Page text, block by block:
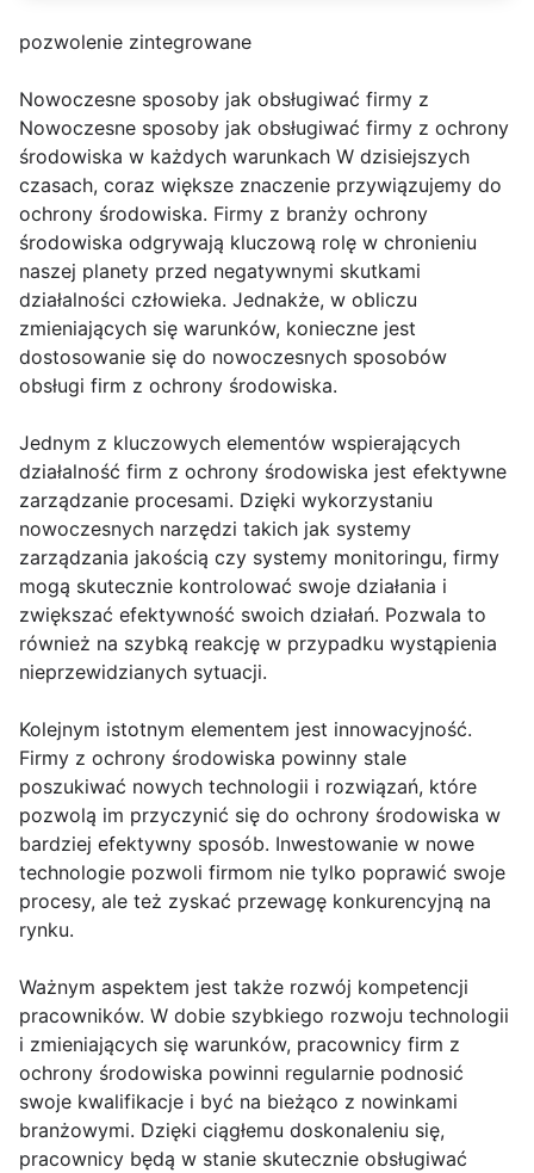
pozwolenie zintegrowane
Nowoczesne sposoby jak obsługiwać firmy z
Nowoczesne sposoby jak obsługiwać firmy z ochrony
środowiska w każdych warunkach W dzisiejszych
czasach, coraz większe znaczenie przywiązujemy do
ochrony środowiska. Firmy z branży ochrony
środowiska odgrywają kluczową rolę w chronieniu
naszej planety przed negatywnymi skutkami
działalności człowieka. Jednakże, w obliczu
zmieniających się warunków, konieczne jest
dostosowanie się do nowoczesnych sposobów
obsługi firm z ochrony środowiska.
Jednym z kluczowych elementów wspierających
działalność firm z ochrony środowiska jest efektywne
zarządzanie procesami. Dzięki wykorzystaniu
nowoczesnych narzędzi takich jak systemy
zarządzania jakością czy systemy monitoringu, firmy
mogą skutecznie kontrolować swoje działania i
zwiększać efektywność swoich działań. Pozwala to
również na szybką reakcję w przypadku wystąpienia
nieprzewidzianych sytuacji.
Kolejnym istotnym elementem jest innowacyjność.
Firmy z ochrony środowiska powinny stale
poszukiwać nowych technologii i rozwiązań, które
pozwolą im przyczynić się do ochrony środowiska w
bardziej efektywny sposób. Inwestowanie w nowe
technologie pozwoli firmom nie tylko poprawić swoje
procesy, ale też zyskać przewagę konkurencyjną na
rynku.
Ważnym aspektem jest także rozwój kompetencji
pracowników. W dobie szybkiego rozwoju technologii
i zmieniających się warunków, pracownicy firm z
ochrony środowiska powinni regularnie podnosić
swoje kwalifikacje i być na bieżąco z nowinkami
branżowymi. Dzięki ciągłemu doskonaleniu się,
pracownicy będą w stanie skutecznie obsługiwać